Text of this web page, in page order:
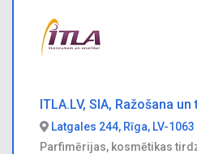
ITLA.LV, SIA, Ražošana
Latgales 244, Rīga, LV-1063
Parfimērijas, kosmētikas